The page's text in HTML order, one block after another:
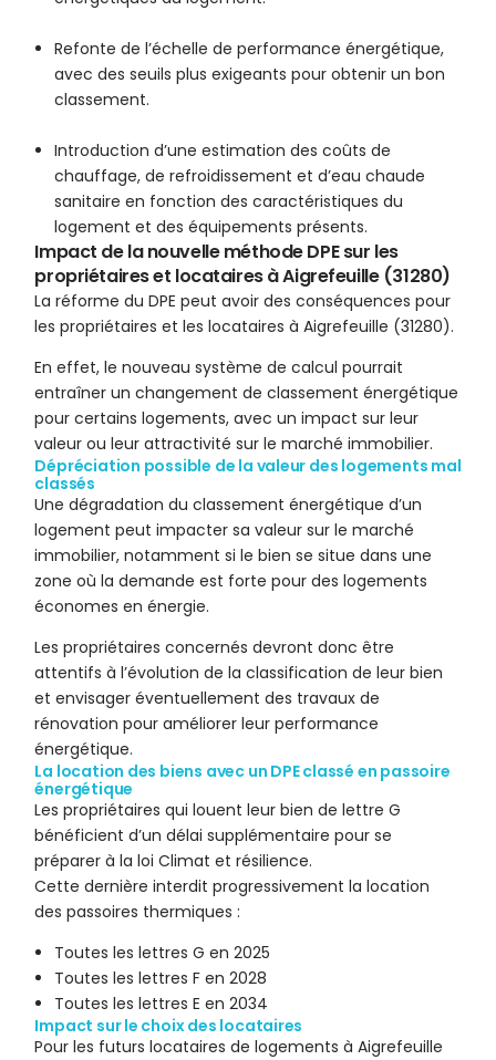
Refonte de l’échelle de performance énergétique,
avec des seuils plus exigeants pour obtenir un bon
classement.
Introduction d’une estimation des coûts de
chauffage, de refroidissement et d’eau chaude
sanitaire en fonction des caractéristiques du
logement et des équipements présents.
Impact de la nouvelle méthode DPE sur les
propriétaires et locataires à Aigrefeuille (31280)
La réforme du DPE peut avoir des conséquences pour
les propriétaires et les locataires à Aigrefeuille (31280).
En effet, le nouveau système de calcul pourrait
entraîner un changement de classement énergétique
pour certains logements, avec un impact sur leur
valeur ou leur attractivité sur le marché immobilier.
Dépréciation possible de la valeur des logements mal
classés
Une dégradation du classement énergétique d’un
logement peut impacter sa valeur sur le marché
immobilier, notamment si le bien se situe dans une
zone où la demande est forte pour des logements
économes en énergie.
Les propriétaires concernés devront donc être
attentifs à l’évolution de la classification de leur bien
et envisager éventuellement des travaux de
rénovation pour améliorer leur performance
énergétique.
La location des biens avec un DPE classé en passoire
énergétique
Les propriétaires qui louent leur bien de lettre G
bénéficient d’un délai supplémentaire pour se
préparer à la loi Climat et résilience.
Cette dernière interdit progressivement la location
des passoires thermiques :
Toutes les lettres G en 2025
Toutes les lettres F en 2028
Toutes les lettres E en 2034
Impact sur le choix des locataires
Pour les futurs locataires de logements à Aigrefeuille